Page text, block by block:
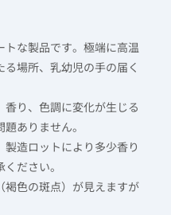
な製品です。極端に高温
場所、乳幼児の手の届く
り、色調に変化が生じる
ありません。
造ロットにより多少香り
ださい。
色の斑点）が見えますが